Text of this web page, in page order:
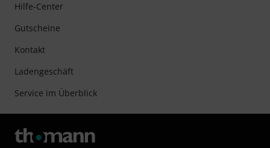
Hilfe-Center
Gutscheine
Kontakt
Ladengeschäft
Service im Überblick